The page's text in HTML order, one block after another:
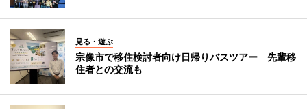
見る・遊ぶ
宗像市で移住検討者向け日帰りバスツアー 先輩移
住者との交流も